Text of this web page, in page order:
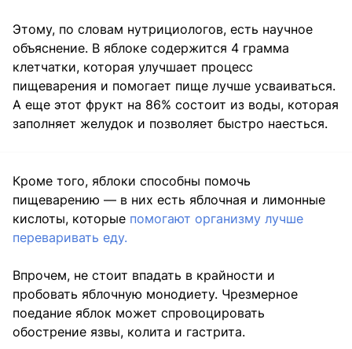
Этому, по словам нутрициологов, есть научное
объяснение. В яблоке содержится 4 грамма
клетчатки, которая улучшает процесс
пищеварения и помогает пище лучше усваиваться.
А еще этот фрукт на 86% состоит из воды, которая
заполняет желудок и позволяет быстро наесться.
Кроме того, яблоки способны помочь
пищеварению — в них есть яблочная и лимонные
кислоты, которые помогают организму лучше
переваривать еду.
Впрочем, не стоит впадать в крайности и
пробовать яблочную монодиету. Чрезмерное
поедание яблок может спровоцировать
обострение язвы, колита и гастрита.